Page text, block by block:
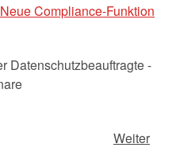
Neue Compliance-Funktion
Datenschutzbeauftragte -
Weiter